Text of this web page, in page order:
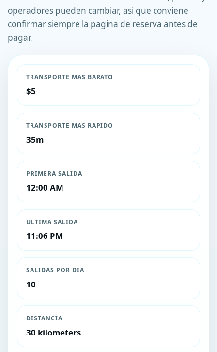
operadores pueden cambiar, asi que conviene
confirmar siempre la pagina de reserva antes de
pagar.
TRANSPORTE MAS BARATO
$5
TRANSPORTE MAS RAPIDO
35m
PRIMERA SALIDA
12:00 AM
ULTIMA SALIDA
11:06 PM
SALIDAS POR DIA
10
DISTANCIA
30 kilometers